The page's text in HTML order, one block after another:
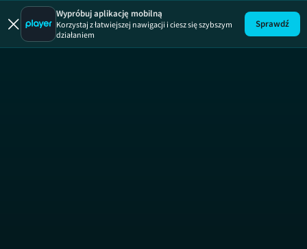
19 + ODCINEK 491
Wypróbuj aplikację mobilną
Korzystaj z łatwiejszej nawigacji i ciesz się szybszym
działaniem
Sprawdź